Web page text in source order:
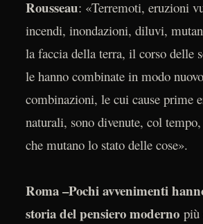
Rousseau: «Terremoti, eruzioni
incendi, inondazioni, diluvi,
la faccia della terra, il corso delle
le hanno combinate in modo
combinazioni, le cui cause prime
naturali, sono divenute, col
che mutano lo stato delle cose».
Roma –Pochi avvenimenti
storia del pensiero modernopiù